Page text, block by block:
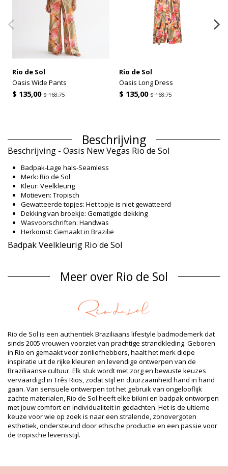
Rio de Sol
Oasis Wide Pants
$ 135,00$ 168,75
Rio de Sol
Oasis Long Dress
$ 135,00 $ 168,75
Beschrijving
Beschrijving - Oasis New Vegas Rio de Sol
Badpak-Lage hals-Seamless
Merk: Rio de Sol
Kleur: Veelkleurig
Motieven: Tropisch
Gewatteerde topjes: Het topje is niet gewatteerd
Dekking van broekje: Gematigde dekking
Wasvoorschriften: Handwas
Herkomst: Gemaakt in Brazilië
Badpak Veelkleurig Rio de Sol
Materiaal buitenlaag: 86% Polyamide, 14% Elastane (LYCRA
XTRA LIFE) Oeko-Tex Standard
UV-bescherming: UPF 50+
Afdeling: Dames, Badpak
Verpakking omvat: 1 x Badpak (Andere accessoires niet
inbegrepen)
HS CODE: 6112.41.0010
SKU: 1981121559
EAN: XS (7899810312648), S (7899810312655), M (7899810312662),
L (7899810312679), XL (7899810312686)
Gewicht: 115g / 0.25lb / 4.06oz
Print is niet exact en kan variëren afhankelijk van het model
Geretoucheerde foto's
Vegas
Meer over Rio de Sol
Rio de Sol is een authentiek Braziliaans lifestyle badmodemerk dat
sinds 2005 vrouwen voorziet van prachtige strandkleding. Geboren
in Rio en gemaakt voor zonliefhebbers, haalt het merk diepe
inspiratie uit de rijke kleuren en levendige ontwerpen van de
Braziliaanse cultuur. Elk stuk wordt met zorg en bewuste keuzes
vervaardigd in Três Rios, zodat stijl en duurzaamheid hand in hand
gaan. Van sensuele ontwerpen tot het gebruik van ongelooflijk
zachte materialen, Rio de Sol heeft elke bikini en badpak ontworpen
met jouw comfort en individualiteit in gedachten. Het is de ultieme
keuze voor wie op zoek is naar een stralende, zonovergoten
esthetiek, ondersteund door ethische productie en een passie voor
de tropische levensstijl.